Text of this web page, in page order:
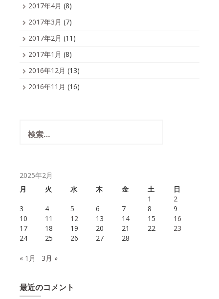
2017年4月 (8)
2017年3月 (7)
2017年2月 (11)
2017年1月 (8)
2016年12月 (13)
2016年11月 (16)
2025年2月
月
火 水 木 金 土
日
1
2
3
4 5 6 7 8
9
10
11 12 13 14 15
16
17
18 19 20 21 22
23
24
25 26 27 28
« 1月 3月 »
最近のコメント